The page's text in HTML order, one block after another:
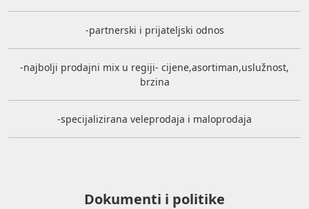
-partnerski i prijateljski odnos
-najbolji prodajni mix u regiji- cijene,asortiman,uslužnost,
brzina
-specijalizirana veleprodaja i maloprodaja
Dokumenti i politike